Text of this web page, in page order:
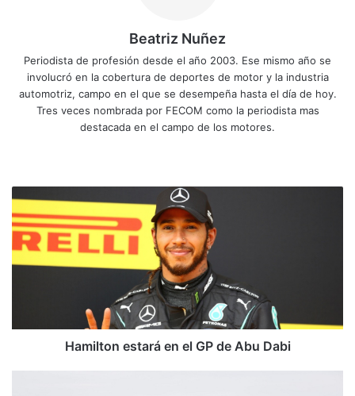
Beatriz Nuñez
Periodista de profesión desde el año 2003. Ese mismo año se
involucró en la cobertura de deportes de motor y la industria
automotriz, campo en el que se desempeña hasta el día de hoy.
Tres veces nombrada por FECOM como la periodista mas
destacada en el campo de los motores.
estará
en
el
Hamilton estará en el GP de Abu Dabi